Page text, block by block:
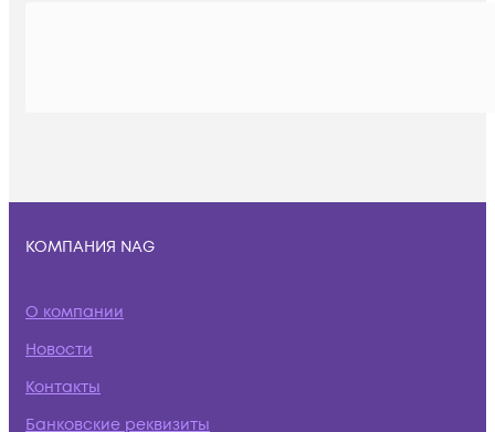
КОМПАНИЯ NAG
О компании
Новости
Контакты
Банковские реквизиты